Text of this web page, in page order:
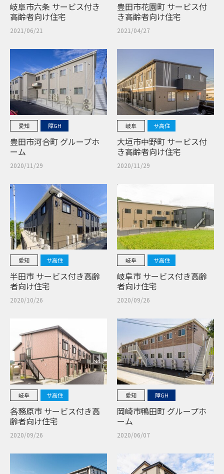
岐阜市六条 サービス付き
高齢者向け住宅
2021/06/21
豊田市花園町 サービス付
き高齢者向け住宅
2021/04/27
愛知 障GH
豊田市河合町 グループホ
ーム
2020/11/29
岐阜 サ高住
大垣市中野町 サービス付
き高齢者向け住宅
2020/11/29
愛知 サ高住
半田市 サービス付き高齢
者向け住宅
2020/10/26
岐阜 サ高住
岐阜市 サービス付き高齢
者向け住宅
2020/09/26
岐阜 サ高住
各務原市 サービス付き高
齢者向け住宅
2020/09/26
愛知 障GH
岡崎市鴨田町 グループホ
ーム
2020/06/07